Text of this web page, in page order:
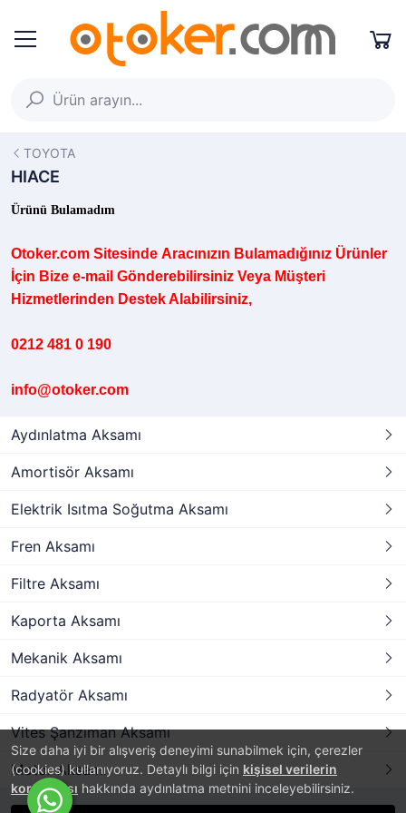
Size daha iyi bir alışveriş deneyimi sunabilmek için, çerezler
(cookies) kullanıyoruz. Detaylı bilgi için kişisel verilerin
korunması hakkında aydınlatma metnini inceleyebilirsiniz.
TOYOTA
HIACE
Ürünü Bulamadım
Otoker.com Sitesinde Aracınızın Bulamadığınız Ürünler
İçin Bize e-mail Gönderebilirsiniz Veya Müşteri
Hizmetlerinden Destek Alabilirsiniz,
0212 481 0 190
info@otoker.com
Aydınlatma Aksamı
Amortisör Aksamı
Elektrik Isıtma Soğutma Aksamı
Fren Aksamı
Filtre Aksamı
Kaporta Aksamı
Mekanik Aksamı
Radyatör Aksamı
Vites Şanzıman Aksamı
Motor Aksamı